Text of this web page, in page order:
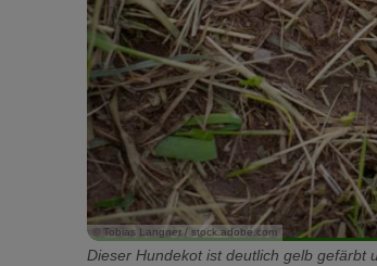
© Tobias Langner / stock.adobe.com
Dieser Hundekot ist deutlich gelb gefärbt